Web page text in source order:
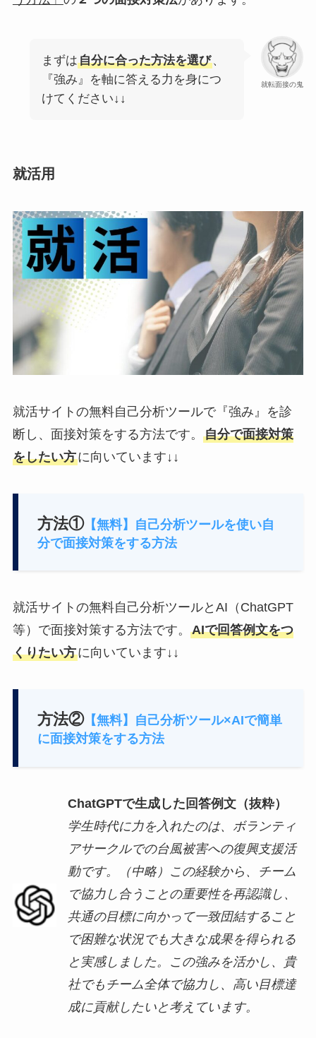
就転面接の鬼
まずは自分に合った方法を選び、
『強み』を軸に答える力を身につ
けてください↓↓
就活用
就活サイトの無料自己分析ツールで『強み』を診
断し、面接対策をする方法です。 自分で面接対策
をしたい方に向いています↓↓
方法①【無料】自己分析ツールを使い自
分で面接対策をする方法
就活サイトの無料自己分析ツールとAI（ChatGPT
等）で面接対策する方法です。 AIで回答例文をつ
くりたい方に向いています↓↓
方法②【無料】自己分析ツール×AIで簡単
に面接対策をする方法
ChatGPTで生成した回答例文（抜粋）
学生時代に力を入れたのは、ボランティ
アサークルでの台風被害への復興支援活
動です。（中略）この経験から、チーム
で協力し合うことの重要性を再認識し、
共通の目標に向かって一致団結すること
で困難な状況でも大きな成果を得られる
と実感しました。この強みを活かし、貴
社でもチーム全体で協力し、高い目標達
成に貢献したいと考えています。